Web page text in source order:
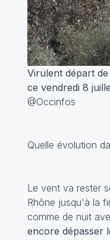
Virulent départ
ce vendredi 8
@Occinfos
Quelle évolution
Le vent va rester
Rhône jusqu'à la
comme de nuit
encore dépasser